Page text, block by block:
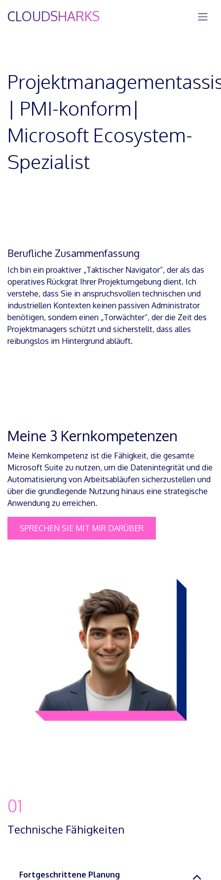
CLOUDSHARKS
| PMI-konform|
Microsoft Ecosystem-
Spezialist
Berufliche Zusammenfassung
Ich bin ein proaktiver „Taktischer Navigator“, der als das
operatives Rückgrat Ihrer Projektumgebung dient. Ich
verstehe, dass Sie in anspruchsvollen technischen und
industriellen Kontexten keinen passiven Administrator
benötigen, sondern einen „Torwächter“, der die Zeit des
Projektmanagers schützt und sicherstellt, dass alles
reibungslos im Hintergrund abläuft.
Meine 3 Kernkompetenzen
Meine Kernkompetenz ist die Fähigkeit, die gesamte
Microsoft Suite zu nutzen, um die Datenintegrität und die
Automatisierung von Arbeitsabläufen sicherzustellen und
über die grundlegende Nutzung hinaus eine strategische
Anwendung zu erreichen.
SPRECHEN SIE MIT MIR DARÜBER
01
Technische Fähigkeiten
Fortgeschrittene Planung